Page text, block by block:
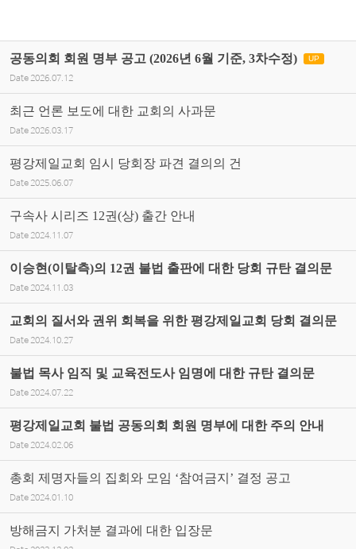
공동의회 회원 명부 공고 (2026년 6월 기준, 3차수정) UP
Date 2026.07.12
최근 언론 보도에 대한 교회의 사과문
Date 2026.03.17
평강제일교회 임시 당회장 파견 결의의 건
Date 2025.06.07
구속사 시리즈 12권(상) 출간 안내
Date 2024.11.07
이승현(이탈측)의 12권 불법 출판에 대한 당회 규탄 결의문
Date 2024.11.03
교회의 질서와 권위 회복을 위한 평강제일교회 당회 결의문
Date 2024.10.27
불법 목사 임직 및 교육전도사 임명에 대한 규탄 결의문
Date 2024.07.22
평강제일교회 불법 공동의회 회원 명부에 대한 주의 안내
Date 2024.02.06
총회 제명자들의 집회와 모임 ‘참여금지’ 결정 공고
Date 2024.01.10
방해금지 가처분 결과에 대한 입장문